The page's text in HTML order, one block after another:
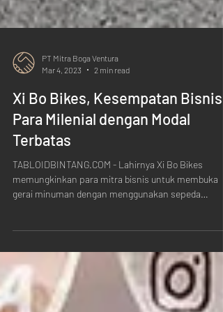
PT Mitra Boga Ventura
Mar 4, 2023
2 min read
Xi Bo Bikes, Kesempatan Bisnis
Para Milenial dengan Modal
Terbatas
sebagai...